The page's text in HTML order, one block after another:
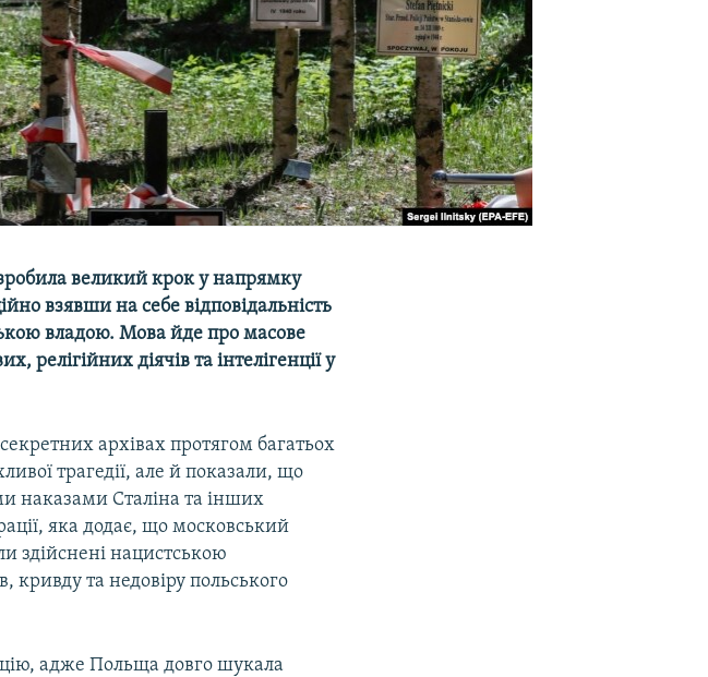
великий крок у напрямку
взявши на себе відповідальність
владою. Мова йде про масове
релігійних діячів та інтелігенції у
архівах протягом багатьох
трагедії, але й показали, що
наказами Сталіна та інших
яка додає, що московський
здійснені нацистською
кривду та недовіру польського
адже Польща довго шукала